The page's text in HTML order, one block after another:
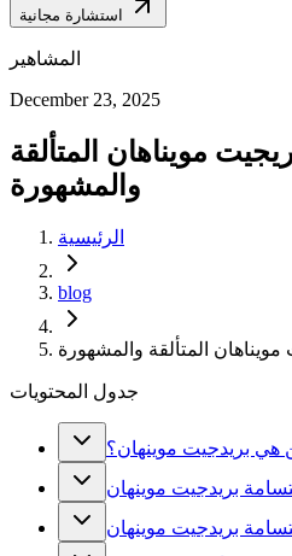
استشارة مجانية
المشاهير
December 23, 2025
مويناهان المتألقة
والمشهورة
الرئيسية
blog
المتألقة والمشهورة
جدول المحتويات
هي بريدجيت موينهان؟
بريدجيت موينهان
بريدجيت موينهان